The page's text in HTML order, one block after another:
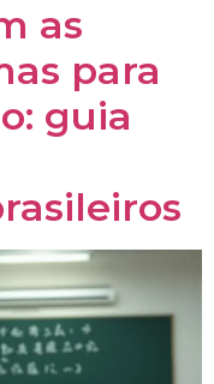
as
para
guia